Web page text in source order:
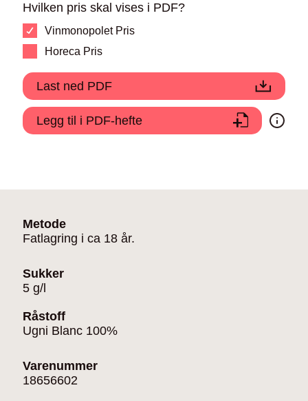
Hvilken pris skal vises i PDF?
Vinmonopolet Pris
Horeca Pris
Last ned PDF
Legg til i PDF-hefte
Metode
Fatlagring i ca 18 år.
Sukker
5 g/l
Råstoff
Ugni Blanc 100%
Varenummer
18656602